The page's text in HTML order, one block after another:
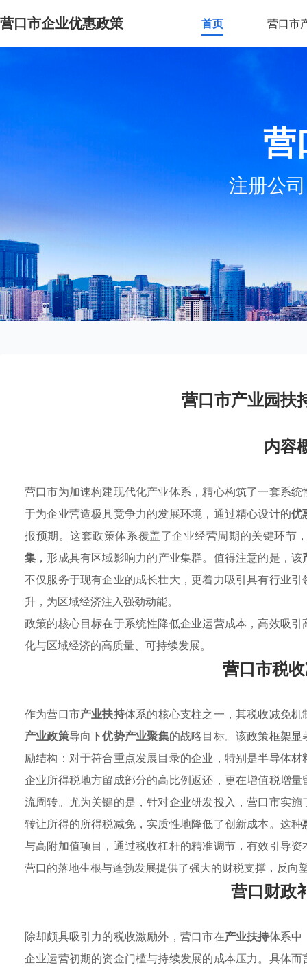
营口市企业优惠政策 首页 营口市
营
注册公
营口市产业园扶
内容
营口市为加速构建现代化产业体系，精心构筑了一套系统
于为企业营造极具竞争力的发展环境，通过精心设计的优
报预期。这套政策体系覆盖了企业经营周期的关键环节
集 ，形成具有区域影响力的产业集群。值得注意的是，该
不仅服务于现有企业的成长壮大，更着力吸引具有行业
升，为区域经济注入强劲动能。
政策的核心目标在于系统性降低企业运营成本，高效吸
化与区域经济的高质量、可持续发展。
营口市税
作为营口市产业扶持体系的核心支柱之一，其税收减免
产业政策导向下优势产业聚集的战略目标。该政策框架
励结构：对于符合重点发展目录的企业，特别是半导体
企业所得税地方留成部分的高比例返还，更在增值税增
流周转。尤为关键的是，针对企业研发投入，营口市实
转让所得的所得税减免，实质性地降低了创新成本。这种
与高附加值项目，通过税收杠杆的精准调节，有效引导
营口的落地生根与蓬勃发展提供了强大的财税支撑，反向
营口财政
除却颇具吸引力的税收激励外，营口市在产业扶持体系中
企业运营初期的资金门槛与持续发展的成本压力。具体